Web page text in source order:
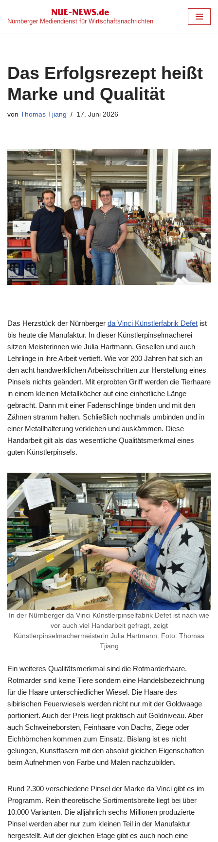
Zum
Nürnberger Mediendienst für Wirtschaftsnachrichten
Das Erfolgsrezept heißt
Marke und Qualität
von Thomas Tjiang 17. Juni 2026
Das Herzstück der Nürnberger da Vinci Künstlerfabrik Defet ist
bis heute die Manufaktur. In dieser Künstlerpinselmacherei
sitzen Meisterinnen wie Julia Hartmann, Gesellen und auch
Lehrlinge in ihre Arbeit vertieft. Wie vor 200 Jahren hat sich an
den acht handwerklichen Arbeitsschritten zur Herstellung eines
Pinsels nichts geändert. Mit erprobten Griff werden die Tierhaare
in einem kleinen Metallköcher auf eine einheitliche Länge
gebracht. Dann mit einer Fadenschlinge binden und mit den
Zähnen stramm halten. Schließlich nochmals umbinden und in
einer Metallhalterung verkleben und auskämmen. Diese
Handarbeit gilt als das wesentliche Qualitätsmerkmal eines
guten Künstlerpinsels.
In der Nürnberger da Vinci Künstlerpinselfabrik Defet ist nach wie
vor auch viel Handarbeit gefragt, zeigt
Künstlerpinselmachermeisterin Julia Hartmann. Foto: Thomas
Tjiang
Ein weiteres Qualitätsmerkmal sind die Rotmarderhaare.
Rotmarder sind keine Tiere sondern eine Handelsbezeichnung
für die Haare unterschiedlicher Wiesel. Die Haare des
sibirischen Feuerwiesels werden nicht nur mit der Goldwaage
portioniert. Auch der Preis liegt praktisch auf Goldniveau. Aber
auch Schweineborsten, Feinhaare von Dachs, Ziege oder
Eichhörnchen kommen zum Einsatz. Bislang ist es nicht
gelungen, Kunstfasern mit den absolut gleichen Eigenschaften
beim Aufnehmen von Farbe und Malen nachzubilden.
Rund 2.300 verschiedene Pinsel der Marke da Vinci gibt es im
Programm. Rein theoretische Sortimentsbreite liegt bei über
10.000 Varianten. Die alljährlich sechs Millionen produzierte
Pinsel werden aber nur zum kleinen Teil in der Manufaktur
hergestellt. Auf der gleichen Etage gibt es auch noch eine